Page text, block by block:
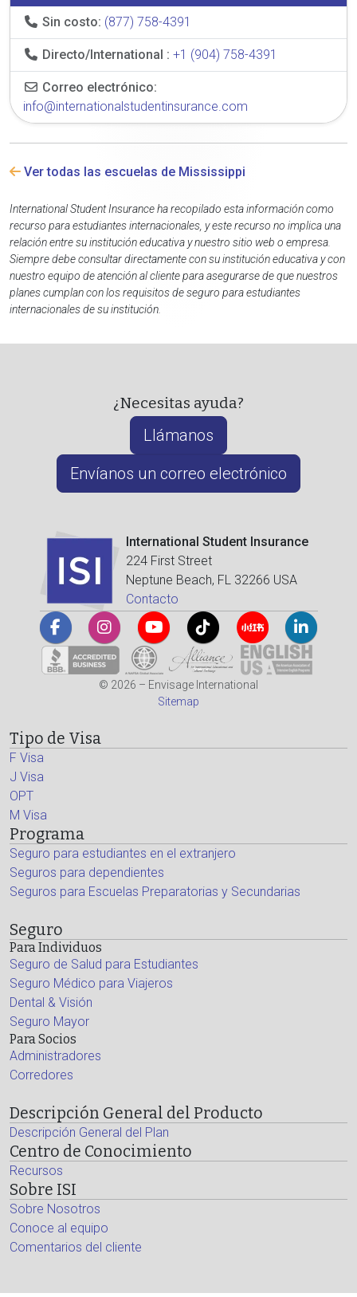
Sin costo: (877) 758-4391
Directo/International : +1 (904) 758-4391
Correo electrónico:
info@internationalstudentinsurance.com
Ver todas las escuelas de Mississippi
International Student Insurance ha recopilado esta información como
recurso para estudiantes internacionales, y este recurso no implica una
relación entre su institución educativa y nuestro sitio web o empresa.
Siempre debe consultar directamente con su institución educativa y con
nuestro equipo de atención al cliente para asegurarse de que nuestros
planes cumplan con los requisitos de seguro para estudiantes
internacionales de su institución.
¿Necesitas ayuda?
Llámanos
Envíanos un correo electrónico
International Student Insurance
224 First Street
Neptune Beach, FL 32266 USA
Contacto
© 2026 – Envisage International
Sitemap
Tipo de Visa
F Visa
J Visa
OPT
M Visa
Programa
Seguro para estudiantes en el extranjero
Seguros para dependientes
Seguros para Escuelas Preparatorias y Secundarias
Seguro
Para Individuos
Seguro de Salud para Estudiantes
Seguro Médico para Viajeros
Dental & Visión
Seguro Mayor
Para Socios
Administradores
Corredores
Descripción General del Producto
Descripción General del Plan
Centro de Conocimiento
Recursos
Sobre ISI
Sobre Nosotros
Conoce al equipo
Comentarios del cliente